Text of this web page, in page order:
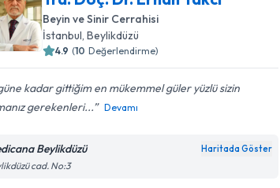
Beyin ve Sinir Cerrahisi
İstanbul, Beylikdüzü
4.9 (10 Değerlendirme)
kadar gittiğim en mükemmel güler yüzlü sizin
gerekenleri...
Devamı
Beylikdüzü Haritada Göster
cad. No:3